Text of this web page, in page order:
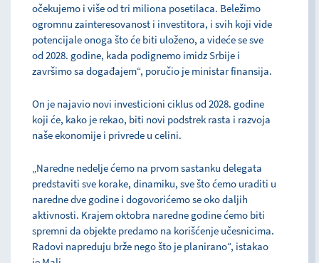
očekujemo i više od tri miliona posetilaca. Beležimo
ogromnu zainteresovanost i investitora, i svih koji vide
potencijale onoga što će biti uloženo, a videće se sve
od 2028. godine, kada podignemo imidz Srbije i
završimo sa događajem“, poručio je ministar finansija.
On je najavio novi investicioni ciklus od 2028. godine
koji će, kako je rekao, biti novi podstrek rasta i razvoja
naše ekonomije i privrede u celini.
„Naredne nedelje ćemo na prvom sastanku delegata
predstaviti sve korake, dinamiku, sve što ćemo uraditi u
naredne dve godine i dogovorićemo se oko daljih
aktivnosti. Krajem oktobra naredne godine ćemo biti
spremni da objekte predamo na korišćenje učesnicima.
Radovi napreduju brže nego što je planirano“, istakao